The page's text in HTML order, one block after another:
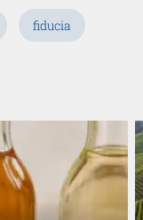
fiducia